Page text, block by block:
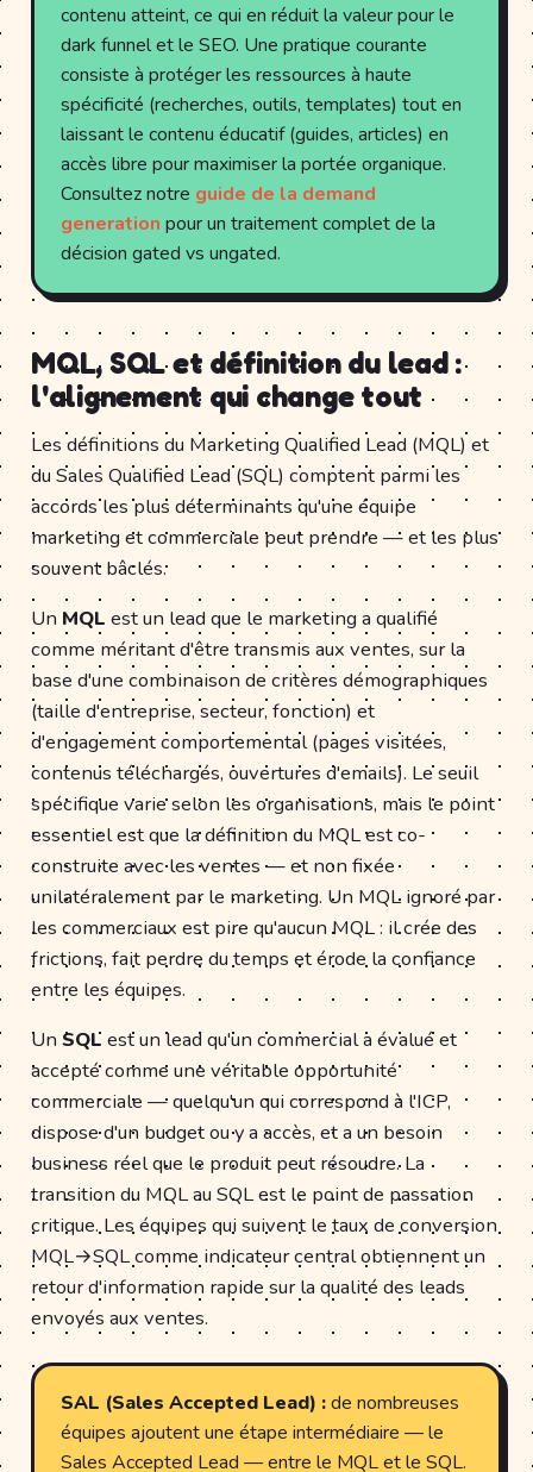
contenu atteint, ce qui en réduit la valeur pour le
dark funnel et le SEO. Une pratique courante
consiste à protéger les ressources à haute
spécificité (recherches, outils, templates) tout en
laissant le contenu éducatif (guides, articles) en
accès libre pour maximiser la portée organique.
Consultez notre guide de la demand
generation pour un traitement complet de la
décision gated vs ungated.
MQL, SQL et définition du lead :
l'alignement qui change tout
Les définitions du Marketing Qualified Lead (MQL) et
du Sales Qualified Lead (SQL) comptent parmi les
accords les plus déterminants qu'une équipe
marketing et commerciale peut prendre — et les plus
souvent bâclés.
Un MQL est un lead que le marketing a qualifié
comme méritant d'être transmis aux ventes, sur la
base d'une combinaison de critères démographiques
(taille d'entreprise, secteur, fonction) et
d'engagement comportemental (pages visitées,
contenus téléchargés, ouvertures d'emails). Le seuil
spécifique varie selon les organisations, mais le point
essentiel est que la définition du MQL est co-
construite avec les ventes — et non fixée
unilatéralement par le marketing. Un MQL ignoré par
les commerciaux est pire qu'aucun MQL : il crée des
frictions, fait perdre du temps et érode la confiance
entre les équipes.
Un SQL est un lead qu'un commercial a évalué et
accepté comme une véritable opportunité
commerciale — quelqu'un qui correspond à l'ICP,
dispose d'un budget ou y a accès, et a un besoin
business réel que le produit peut résoudre. La
transition du MQL au SQL est le point de passation
critique. Les équipes qui suivent le taux de conversion
MQL→SQL comme indicateur central obtiennent un
retour d'information rapide sur la qualité des leads
envoyés aux ventes.
SAL (Sales Accepted Lead) :de nombreuses
équipes ajoutent une étape intermédiaire — le
Sales Accepted Lead — entre le MQL et le SQL.